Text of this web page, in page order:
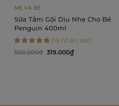
MẸ VÀ BÉ
Sữa Tắm Gội Dịu Nhẹ Cho Bé
Penguin 400ml
(19 nhận xét)
500.000đ 319.000₫